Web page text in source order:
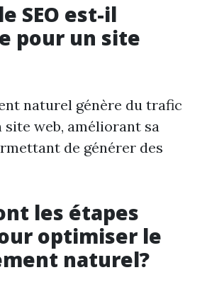
SEO est-il
pour un site
naturel génère du trafic
site web, améliorant sa
de générer des
les étapes
optimiser le
naturel?